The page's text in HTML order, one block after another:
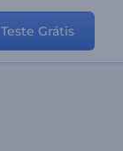
Teste Grátis